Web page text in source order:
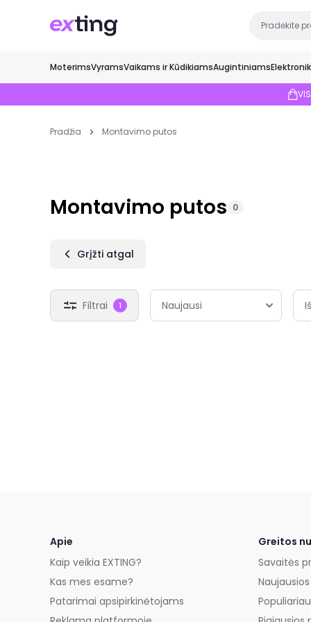
MoterimsVyramsVaikams ir KūdikiamsAugintiniams
Pradžia Montavimo putos
Montavimo putos 0
Grįžti atgal
Filtrai 1
Apie
Kaip veikia EXTING?
Kas mes esame?
Patarimai apsipirkinėtojams
Greitos
Savaitės